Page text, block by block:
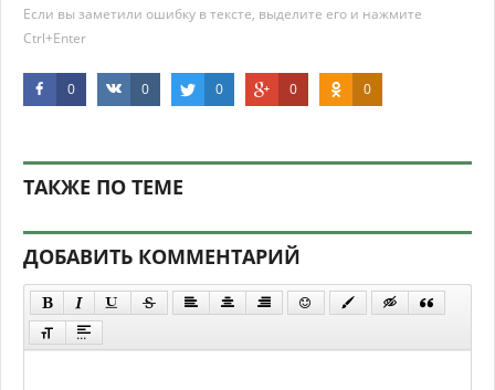
Если вы заметили ошибку в тексте, выделите его и нажмите
Ctrl+Enter
0 0 0 0 0
ТАКЖЕ ПО ТЕМЕ
ДОБАВИТЬ КОММЕНТАРИЙ